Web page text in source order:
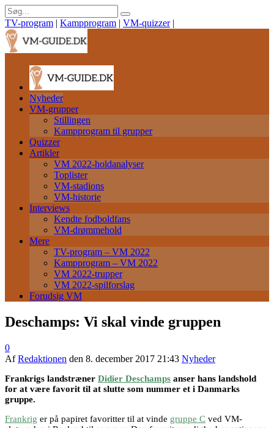
TV-program | Kampprogram | VM-quizzer |
Nyheder
VM-grupper
Stillingen
Kampprogram til grupper
Quizzer
Artikler
VM 2022-holdanalyser
Toplister
VM-stadions
VM-historie
Interviews
Kendte fodboldfans
VM-drømmehold
Mere
TV-program – VM 2022
Kampprogram – VM 2022
VM 2022-trupper
VM 2022-spilforslag
Forudsig VM
Deschamps: Vi skal vinde gruppen
0
AfRedaktionen den 8. december 2017 21:43 Nyheder
Frankrigs landstræner Didier Deschamps anser hans landshold
for at være favorit til at slutte som nummer et i Danmarks
gruppe.
Frankrig er på papiret favoritter til at vinde gruppe C ved VM-